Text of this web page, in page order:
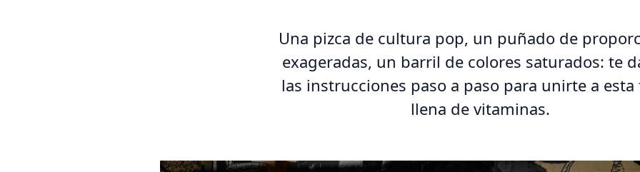
Una pizca de cultura pop, un puñado de
exageradas, un barril de colores saturados: te
las instrucciones paso a paso para unirte a esta
llena de vitaminas.